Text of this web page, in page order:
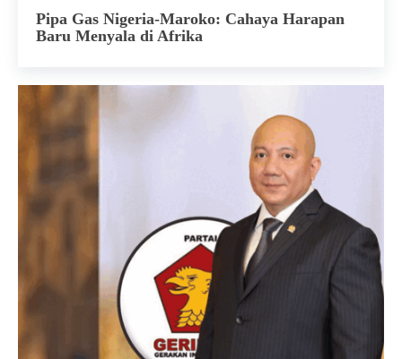
Pipa Gas Nigeria-Maroko: Cahaya Harapan
Baru Menyala di Afrika